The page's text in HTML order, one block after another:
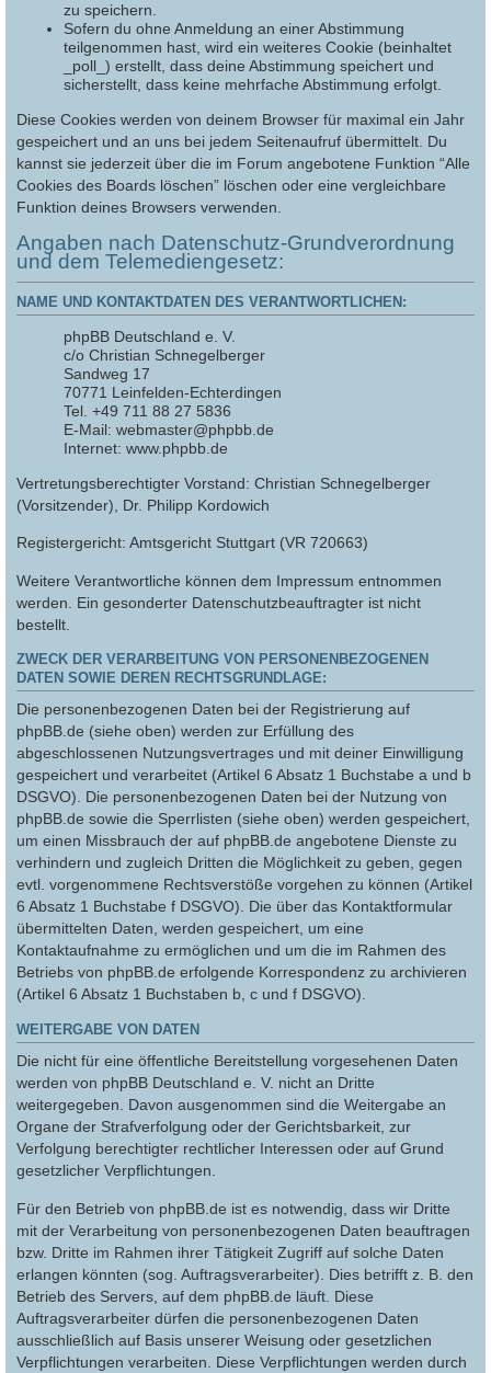
zu speichern.
Sofern du ohne Anmeldung an einer Abstimmung
teilgenommen hast, wird ein weiteres Cookie (beinhaltet
_poll_) erstellt, dass deine Abstimmung speichert und
sicherstellt, dass keine mehrfache Abstimmung erfolgt.
Diese Cookies werden von deinem Browser für maximal ein Jahr
gespeichert und an uns bei jedem Seitenaufruf übermittelt. Du
kannst sie jederzeit über die im Forum angebotene Funktion “Alle
Cookies des Boards löschen” löschen oder eine vergleichbare
Funktion deines Browsers verwenden.
Angaben nach Datenschutz-Grundverordnung
und dem Telemediengesetz:
NAME UND KONTAKTDATEN DES VERANTWORTLICHEN:
phpBB Deutschland e. V.
c/o Christian Schnegelberger
Sandweg 17
70771 Leinfelden-Echterdingen
Tel. +49 711 88 27 5836
E-Mail: webmaster@phpbb.de
Internet: www.phpbb.de
Vertretungsberechtigter Vorstand: Christian Schnegelberger
(Vorsitzender), Dr. Philipp Kordowich
Registergericht: Amtsgericht Stuttgart (VR 720663)
Weitere Verantwortliche können dem Impressum entnommen
werden. Ein gesonderter Datenschutzbeauftragter ist nicht
bestellt.
ZWECK DER VERARBEITUNG VON PERSONENBEZOGENEN
DATEN SOWIE DEREN RECHTSGRUNDLAGE:
Die personenbezogenen Daten bei der Registrierung auf
phpBB.de (siehe oben) werden zur Erfüllung des
abgeschlossenen Nutzungsvertrages und mit deiner Einwilligung
gespeichert und verarbeitet (Artikel 6 Absatz 1 Buchstabe a und b
DSGVO). Die personenbezogenen Daten bei der Nutzung von
phpBB.de sowie die Sperrlisten (siehe oben) werden gespeichert,
um einen Missbrauch der auf phpBB.de angebotene Dienste zu
verhindern und zugleich Dritten die Möglichkeit zu geben, gegen
evtl. vorgenommene Rechtsverstöße vorgehen zu können (Artikel
6 Absatz 1 Buchstabe f DSGVO). Die über das Kontaktformular
übermittelten Daten, werden gespeichert, um eine
Kontaktaufnahme zu ermöglichen und um die im Rahmen des
Betriebs von phpBB.de erfolgende Korrespondenz zu archivieren
(Artikel 6 Absatz 1 Buchstaben b, c und f DSGVO).
WEITERGABE VON DATEN
Die nicht für eine öffentliche Bereitstellung vorgesehenen Daten
werden von phpBB Deutschland e. V. nicht an Dritte
weitergegeben. Davon ausgenommen sind die Weitergabe an
Organe der Strafverfolgung oder der Gerichtsbarkeit, zur
Verfolgung berechtigter rechtlicher Interessen oder auf Grund
gesetzlicher Verpflichtungen.
Für den Betrieb von phpBB.de ist es notwendig, dass wir Dritte
mit der Verarbeitung von personenbezogenen Daten beauftragen
bzw. Dritte im Rahmen ihrer Tätigkeit Zugriff auf solche Daten
erlangen könnten (sog. Auftragsverarbeiter). Dies betrifft z. B. den
Betrieb des Servers, auf dem phpBB.de läuft. Diese
Auftragsverarbeiter dürfen die personenbezogenen Daten
ausschließlich auf Basis unserer Weisung oder gesetzlichen
Verpflichtungen verarbeiten. Diese Verpflichtungen werden durch